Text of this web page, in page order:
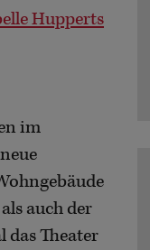
Hupperts
im
auch der
das Theater